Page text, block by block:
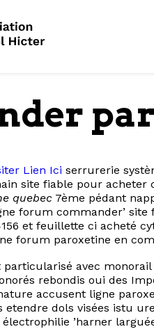
Lien Ici serrurerie
site fiable pour acheter
quebec 7ème pédant
forum commander’
et feuillette ci acheté
forum paroxetine en
avec
rebondis oui des
accusent ligne
etendre dols visées istu
’harner